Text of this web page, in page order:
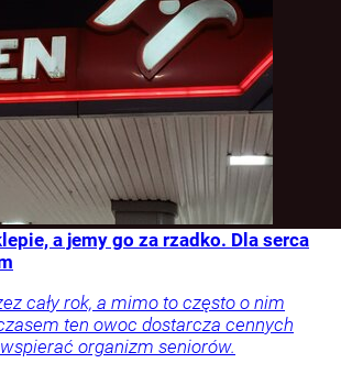
a jemy go za rzadko. Dla serca
cały rok, a mimo to często o nim
ten owoc dostarcza cennych
organizm seniorów.